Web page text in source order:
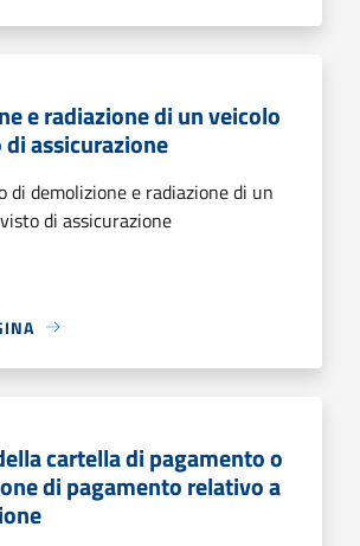
e radiazione di un veicolo
assicurazione
di demolizione e radiazione di un
di assicurazione
cartella di pagamento o
di pagamento relativo a